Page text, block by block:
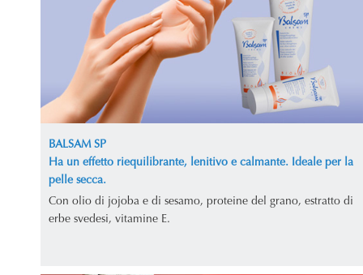
BALSAM SP
Ha un effetto riequilibrante, lenitivo e calmante. Ideale per la
pelle secca.
Con olio di jojoba e di sesamo, proteine del grano, estratto di
erbe svedesi, vitamine E.